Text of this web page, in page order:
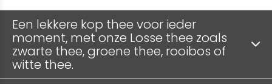
Een lekkere kop thee voor ieder
moment, met onze Losse thee zoals
zwarte thee, groene thee, rooibos of
witte thee.